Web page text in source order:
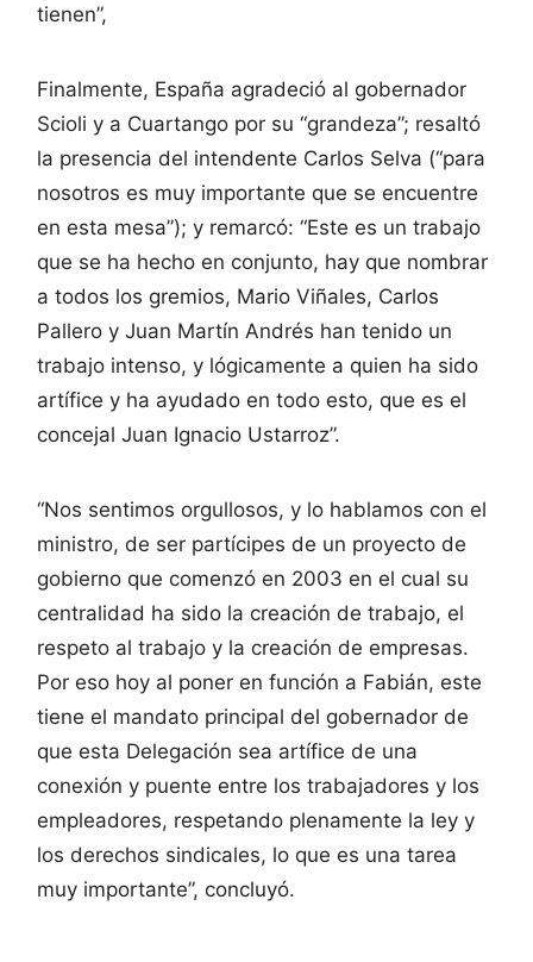
tienen”,
Finalmente, España agradeció al gobernador
Scioli y a Cuartango por su “grandeza”; resaltó
la presencia del intendente Carlos Selva (“para
nosotros es muy importante que se encuentre
en esta mesa”); y remarcó: “Este es un trabajo
que se ha hecho en conjunto, hay que nombrar
a todos los gremios, Mario Viñales, Carlos
Pallero y Juan Martín Andrés han tenido un
trabajo intenso, y lógicamente a quien ha sido
artífice y ha ayudado en todo esto, que es el
concejal Juan Ignacio Ustarroz”.
“Nos sentimos orgullosos, y lo hablamos con el
ministro, de ser partícipes de un proyecto de
gobierno que comenzó en 2003 en el cual su
centralidad ha sido la creación de trabajo, el
respeto al trabajo y la creación de empresas.
Por eso hoy al poner en función a Fabián, este
tiene el mandato principal del gobernador de
que esta Delegación sea artífice de una
conexión y puente entre los trabajadores y los
empleadores, respetando plenamente la ley y
los derechos sindicales, lo que es una tarea
muy importante”, concluyó.